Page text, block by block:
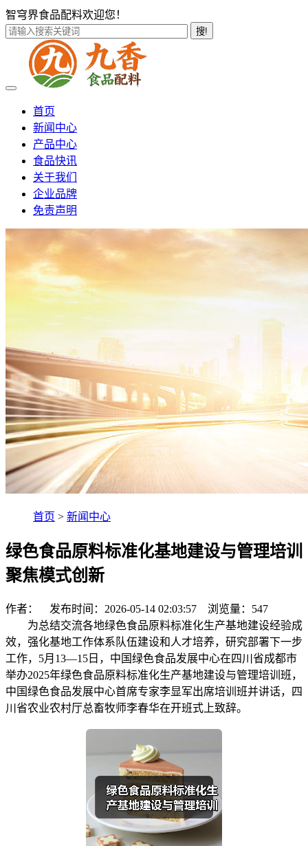
智穹界食品配料欢迎您！
搜!
首页
新闻中心
产品中心
食品快讯
关于我们
企业品牌
免责声明
首页 > 新闻中心
绿色食品原料标准化基地建设与管理培训
聚焦模式创新
作者： 发布时间：2026-05-14 02:03:57 浏览量： 547
为总结交流各地绿色食品原料标准化生产基地建设经验成
效，强化基地工作体系队伍建设和人才培养，研究部署下一步
工作，5月13—15日，中国绿色食品发展中心在四川省成都市
举办2025年绿色食品原料标准化生产基地建设与管理培训班，
中国绿色食品发展中心首席专家李显军出席培训班并讲话，四
川省农业农村厅总畜牧师李春华在开班式上致辞。